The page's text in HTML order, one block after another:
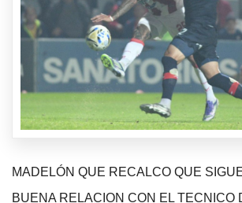
MADELÓN QUE RECALCO QUE
BUENA RELACION CON EL TECNICO